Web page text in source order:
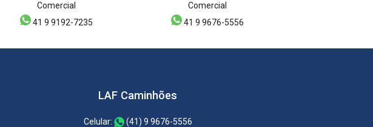
Comercial
41 9 9192-7235
Comercial
41 9 9676-5556
LAF Caminhões
Celular:
(41) 9 9676-5556